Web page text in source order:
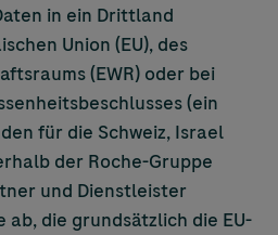
in ein Drittland
Union (EU), des
(EWR) oder bei
(ein
für die Schweiz, Israel
der Roche-Gruppe
und Dienstleister
die grundsätzlich die EU-